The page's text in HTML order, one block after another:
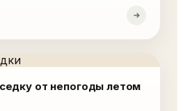
от непогоды летом